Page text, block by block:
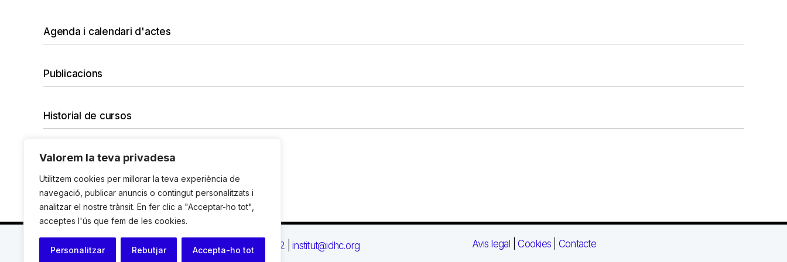
Valorem la teva privadesa
Utilitzem cookies per millorar la teva experiència de
navegació, publicar anuncis o contingut personalitzats i
analitzar el nostre trànsit. En fer clic a "Acceptar-ho tot",
acceptes l'ús que fem de les cookies.
Personalitzar Rebutjar Accepta-ho tot
Agenda i calendari d'actes
Publicacions
Historial de cursos
No hi ha cap curs amb el filtre seleccionat.
Vols desfer tots els filtres?
C. Avinyó 44, 2n | 08002 Barcelona | T.: +34 93 119 03 72 institut@idhc.org Avis legal |Cookies Contacte